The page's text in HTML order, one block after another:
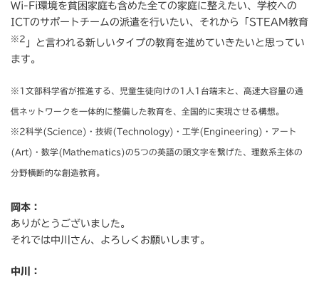
Wi-Fi環境を貧困家庭も含めた全ての家庭に整えたい、学校への
ICTのサポートチームの派遣を行いたい、それから「STEAM教育
※2 」と言われる新しいタイプの教育を進めていきたいと思ってい
ます。
※1文部科学省が推進する、児童生徒向けの1人1台端末と、高速大容量の通
信ネットワークを一体的に整備した教育を、全国的に実現させる構想。
※2科学(Science)・技術(Technology)・工学(Engineering)・アート
(Art)・数学(Mathematics)の5つの英語の頭文字を繋げた、理数系主体の
分野横断的な創造教育。
岡本：
ありがとうございました。
それでは中川さん、よろしくお願いします。
中川：